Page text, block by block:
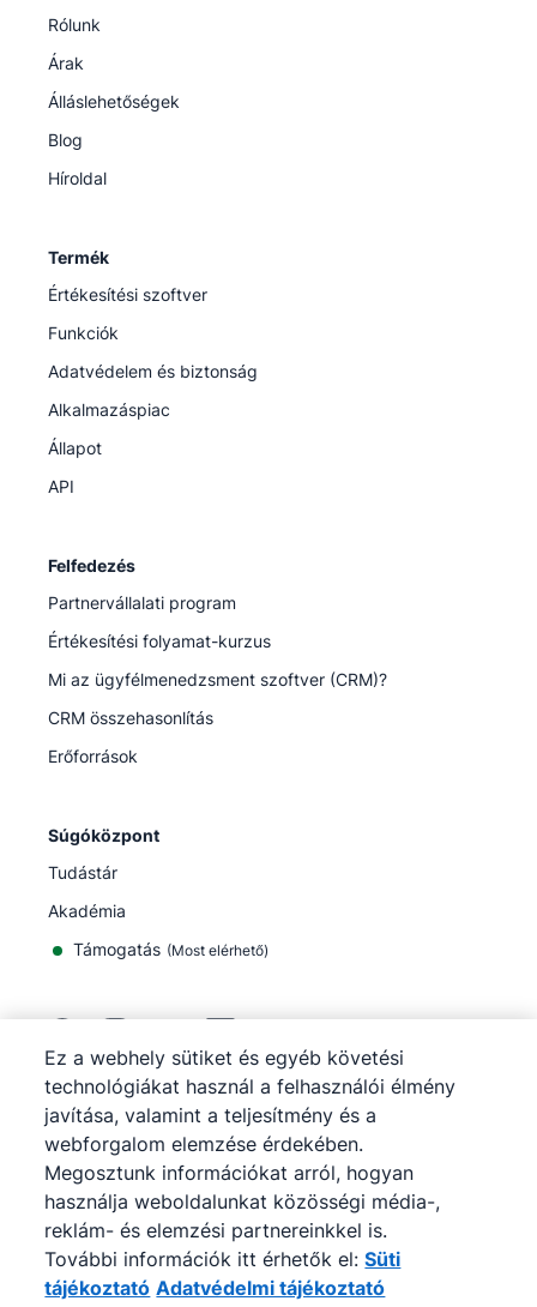
Rólunk
Árak
Álláslehetőségek
Blog
Híroldal
Termék
Értékesítési szoftver
Funkciók
Adatvédelem és biztonság
Alkalmazáspiac
Állapot
API
Felfedezés
Partnervállalati program
Értékesítési folyamat-kurzus
Mi az ügyfélmenedzsment szoftver (CRM)?
CRM összehasonlítás
Erőforrások
Súgóközpont
Tudástár
Akadémia
Támogatás (Most elérhető)
©2026Pipedrive
Pipedrive
Szolgáltatási feltételek
Pipedrive
Adatvédelmi tájékoztató
Webhelytérkép
Sütiértesítés
Cookie-beállítások
A Pipedrive egy webalapú értékesítési CRM.
Ez a webhely sütiket és egyéb követési
technológiákat használ a felhasználói élmény
javítása, valamint a teljesítmény és a
webforgalom elemzése érdekében.
Megosztunk információkat arról, hogyan
használja weboldalunkat közösségi média-,
reklám- és elemzési partnereinkkel is.
További információk itt érhetők el: Süti
tájékoztató Adatvédelmi tájékoztató